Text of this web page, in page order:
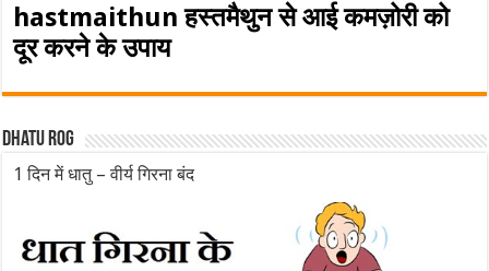
hastmaithun हस्तमैथुन से आई कमज़ोरी को
दूर करने के उपाय
Dhatu rog
1 दिन में धातु – वीर्य गिरना बंद